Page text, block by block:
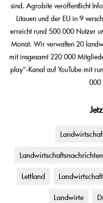
sind. Agrobitė veröffentlicht
Litauen und der EU in 9
erreicht rund 500 000 Nutzer
Monat. Wir verwalten 20
mit insgesamt 220 000
play"-Kanal auf YouTube mit
000
Landwirtschaftsnachrichten
Lettland Landwirtschaft
Landwirte